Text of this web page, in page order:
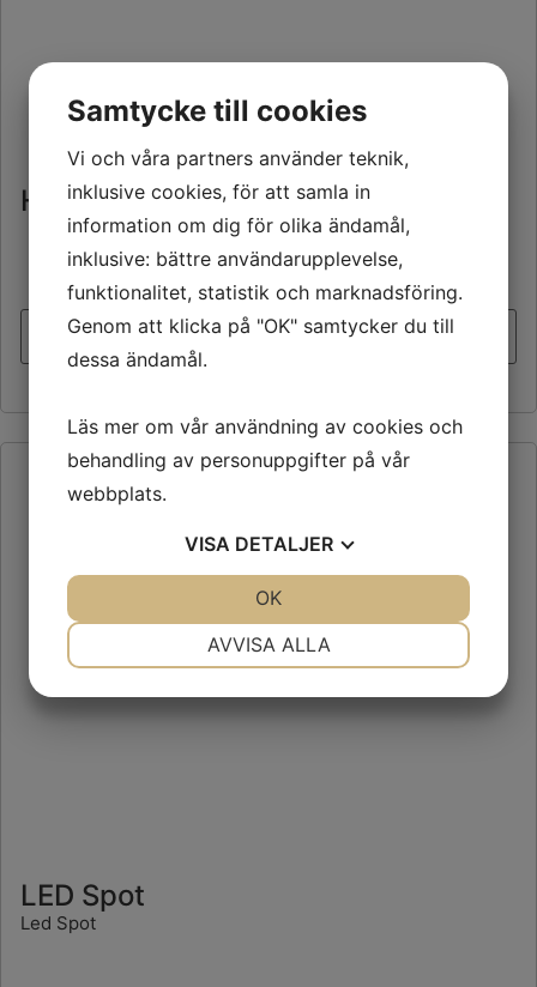
Högtalare med BT
LED Spot
Led Spot
Samtycke till cookies
Vi och våra partners använder teknik,
inklusive cookies, för att samla in
information om dig för olika ändamål,
inklusive: bättre användarupplevelse,
funktionalitet, statistik och marknadsföring.
Genom att klicka på "OK" samtycker du till
dessa ändamål.
Läs mer om vår användning av cookies och
behandling av personuppgifter på vår
webbplats.
VISA DETALJER
AVVISA ALLA
OK